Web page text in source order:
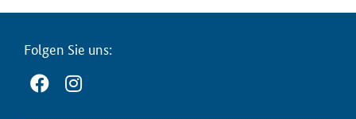
Fol­gen Sie uns: